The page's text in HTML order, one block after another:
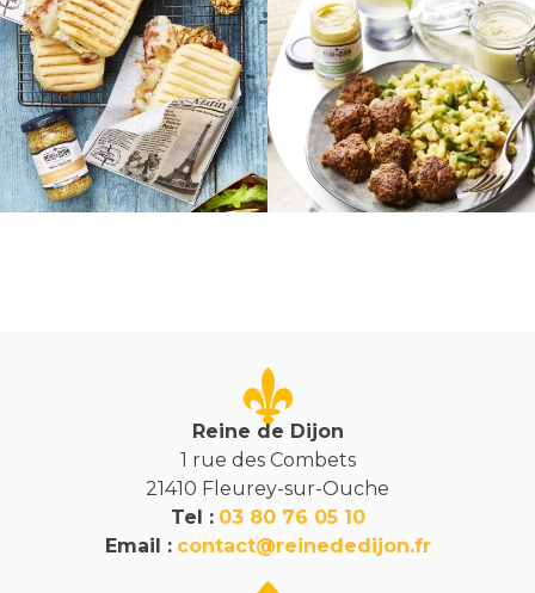
Reine de Dijon
1 rue des Combets
21410 Fleurey-sur-Ouche
Tel : 03 80 76 05 10
Email : contact@reinededijon.fr